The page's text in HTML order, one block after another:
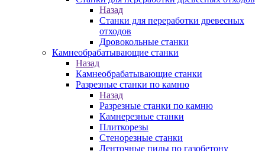
Назад
Станки для переработки древесных
отходов
Дровокольные станки
Камнеобрабатывающие станки
Назад
Камнеобрабатывающие станки
Разрезные станки по камню
Назад
Разрезные станки по камню
Камнерезные станки
Плиткорезы
Стенорезные станки
Ленточные пилы по газобетону